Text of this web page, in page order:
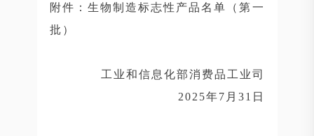
附件：生物制造标志性产品名单（第一
批）
工业和信息化部消费品工业司
2025年7月31日